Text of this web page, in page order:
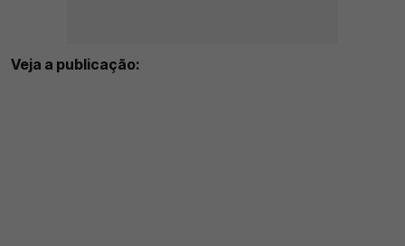
Veja a publicação: